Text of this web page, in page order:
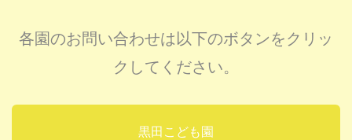
各園のお問い合わせは以下のボタンをクリッ
クしてください。
黒田こども園